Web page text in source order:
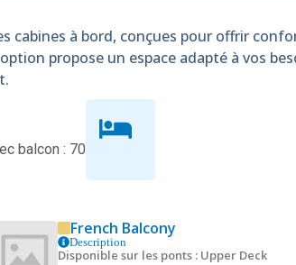
cabines à bord, conçues pour offrir
propose un espace adapté à vos
balcon : 70
French Balcony
Description
Disponible sur les ponts : Upper Deck